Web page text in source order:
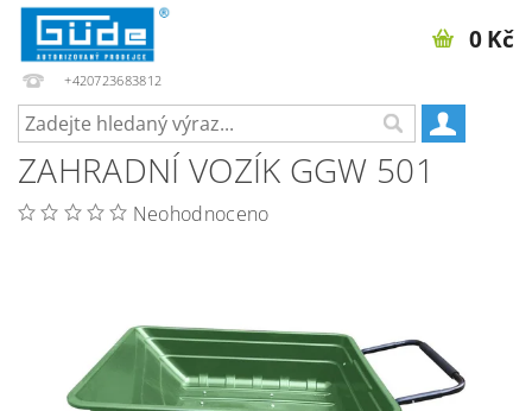
+420723683812
0 Kč
ZAHRADNÍ VOZÍK GGW 501
Neohodnoceno